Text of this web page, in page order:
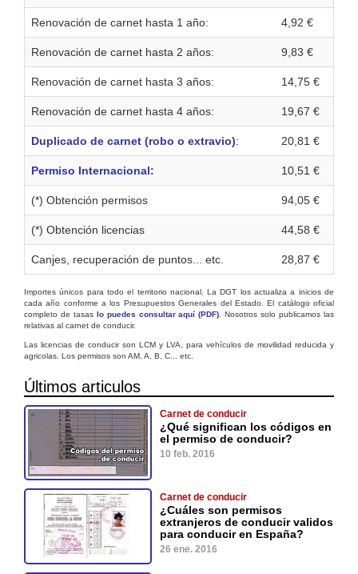
Renovación de carnet hasta 1 año: 4,92 €
Renovación de carnet hasta 2 años: 9,83 €
Renovación de carnet hasta 3 años: 14,75 €
Renovación de carnet hasta 4 años: 19,67 €
Duplicado de carnet (robo o extravio): 20,81 €
Permiso Internacional: 10,51 €
(*) Obtención permisos 94,05 €
(*) Obtención licencias 44,58 €
Canjes, recuperación de puntos... etc. 28,87 €
Importes únicos para todo el territorio nacional. La DGT los actualiza a inicios de
cada año conforme a los Presupuestos Generales del Estado. El catálogo oficial
completo de tasas lo puedes consultar aquí (PDF) . Nosotros solo publicamos las
relativas al carnet de conducir.
Las licencias de conducir son LCM y LVA, para vehículos de movilidad reducida y
agricolas. Los permisos son AM, A, B, C... etc.
Últimos articulos
Carnet de conducir
¿Qué significan los códigos en
el permiso de conducir?
10 feb. 2016
Carnet de conducir
¿Cuáles son permisos
extranjeros de conducir validos
para conducir en España?
26 ene. 2016